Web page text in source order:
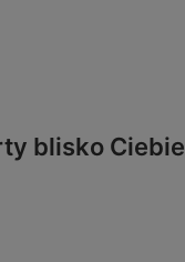
blisko Ciebie